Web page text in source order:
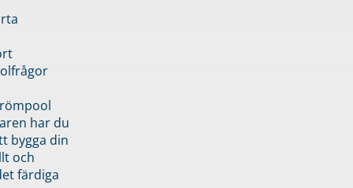
har du
bygga din
och
färdiga